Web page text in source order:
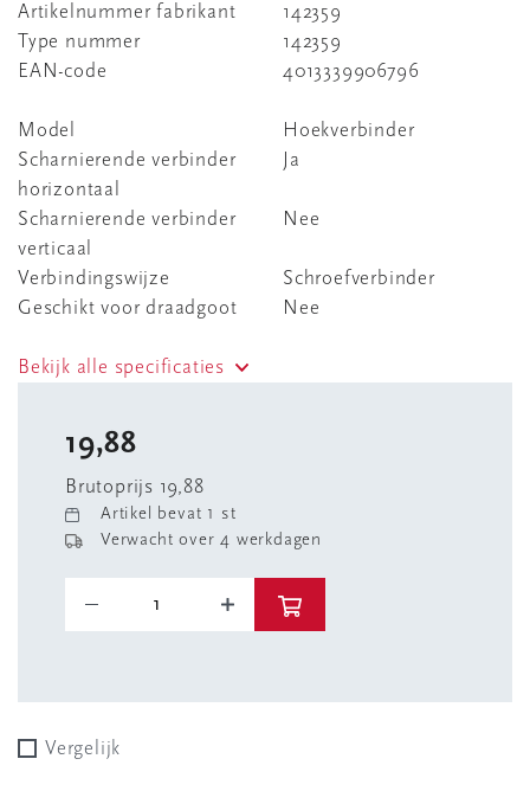
Artikelnummer fabrikant
142359
Type nummer
142359
EAN-code
4013339906796
Model
Hoekverbinder
Scharnierende verbinder
horizontaal
Ja
Scharnierende verbinder
verticaal
Nee
Verbindingswijze
Schroefverbinder
Geschikt voor draadgoot
Nee
Bekijk alle specificaties
19,88
Brutoprijs 19,88
Artikel bevat 1 st
Verwacht over 4 werkdagen
Vergelijk